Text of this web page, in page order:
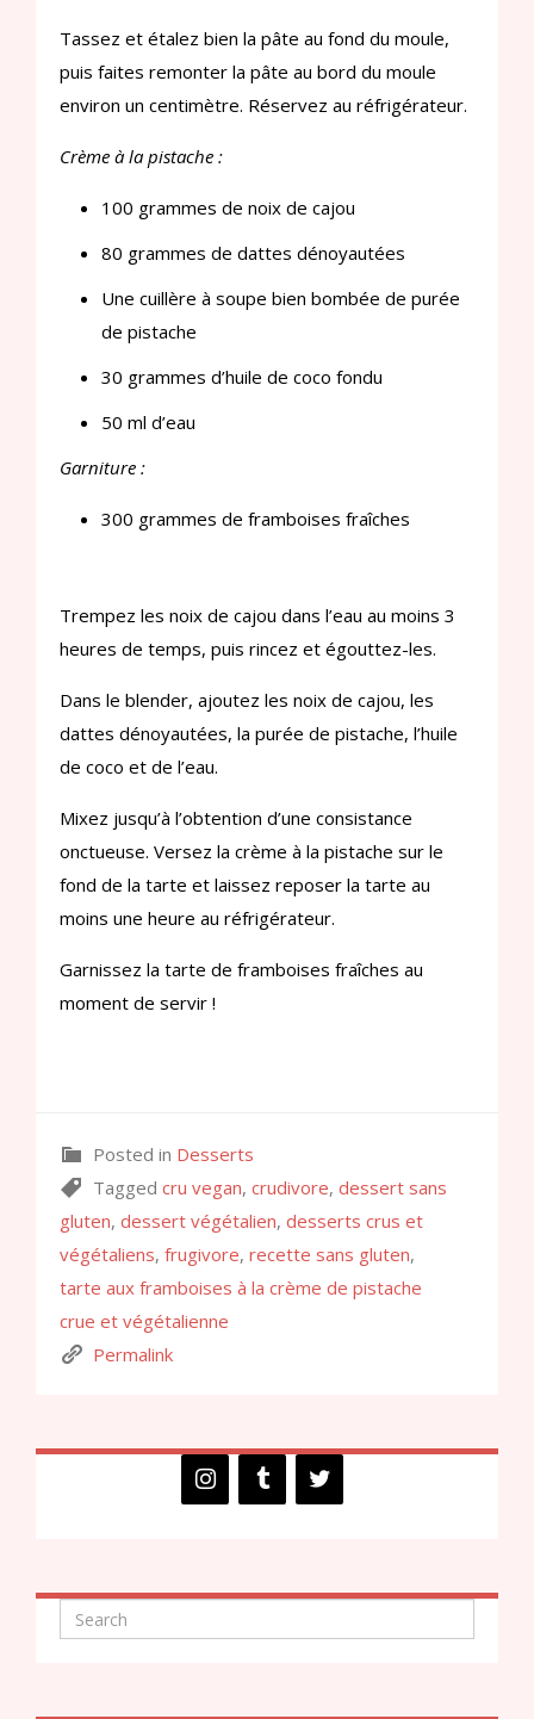
Tassez et étalez bien la pâte au fond du moule,
puis faites remonter la pâte au bord du moule
environ un centimètre. Réservez au réfrigérateur.
Crème à la pistache :
100 grammes de noix de cajou
80 grammes de dattes dénoyautées
Une cuillère à soupe bien bombée de purée
de pistache
30 grammes d’huile de coco fondu
50 ml d’eau
Garniture :
300 grammes de framboises fraîches
Trempez les noix de cajou dans l’eau au moins 3
heures de temps, puis rincez et égouttez-les.
Dans le blender, ajoutez les noix de cajou, les
dattes dénoyautées, la purée de pistache, l’huile
de coco et de l’eau.
Mixez jusqu’à l’obtention d’une consistance
onctueuse. Versez la crème à la pistache sur le
fond de la tarte et laissez reposer la tarte au
moins une heure au réfrigérateur.
Garnissez la tarte de framboises fraîches au
moment de servir !
Posted in Desserts
Tagged cru vegan, crudivore, dessert sans
gluten, dessert végétalien, desserts crus et
végétaliens, frugivore, recette sans gluten,
tarte aux framboises à la crème de pistache
crue et végétalienne
Permalink